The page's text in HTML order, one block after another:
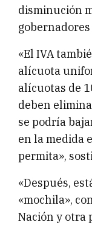
disminución
«El IVA
alícuota
alícuotas de
deben
se podría
en la medida
permita»,
«Después,
«mochila»,
Nación y otra